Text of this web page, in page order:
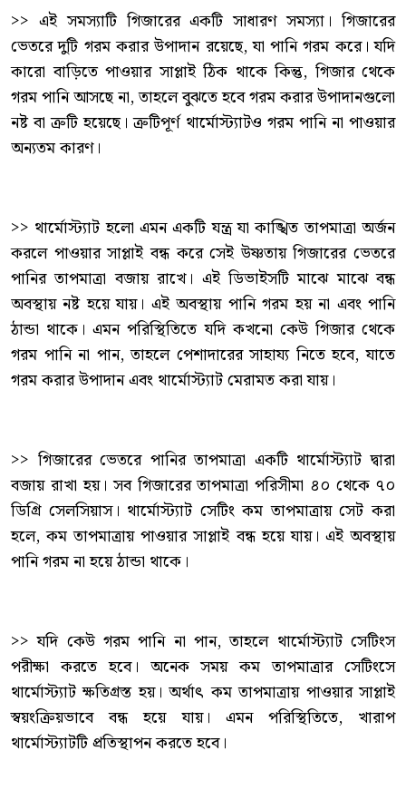
>> এই সমস্যাটি গিজারের একটি সাধারণ সমস্যা। গিজারের
ভেতরে দুটি গরম করার উপাদান রয়েছে, যা পানি গরম করে। যদি
কারো বাড়িতে পাওয়ার সাপ্লাই ঠিক থাকে কিন্তু, গিজার থেকে
গরম পানি আসছে না, তাহলে বুঝতে হবে গরম করার উপাদানগুলো
নষ্ট বা ত্রুটি হয়েছে। ত্রুটিপূর্ণ থার্মোস্ট্যাটও গরম পানি না পাওয়ার
অন্যতম কারণ।
>> থার্মোস্ট্যাট হলো এমন একটি যন্ত্র যা কাঙ্খিত তাপমাত্রা অর্জন
করলে পাওয়ার সাপ্লাই বন্ধ করে সেই উষ্ণতায় গিজারের ভেতরে
পানির তাপমাত্রা বজায় রাখে। এই ডিভাইসটি মাঝে মাঝে বন্ধ
অবস্থায় নষ্ট হয়ে যায়। এই অবস্থায় পানি গরম হয় না এবং পানি
ঠান্ডা থাকে। এমন পরিস্থিতিতে যদি কখনো কেউ গিজার থেকে
গরম পানি না পান, তাহলে পেশাদারের সাহায্য নিতে হবে, যাতে
গরম করার উপাদান এবং থার্মোস্ট্যাট মেরামত করা যায়।
>> গিজারের ভেতরে পানির তাপমাত্রা একটি থার্মোস্ট্যাট দ্বারা
বজায় রাখা হয়। সব গিজারের তাপমাত্রা পরিসীমা ৪০ থেকে ৭০
ডিগ্রি সেলসিয়াস। থার্মোস্ট্যাট সেটিং কম তাপমাত্রায় সেট করা
হলে, কম তাপমাত্রায় পাওয়ার সাপ্লাই বন্ধ হয়ে যায়। এই অবস্থায়
পানি গরম না হয়ে ঠান্ডা থাকে।
>> যদি কেউ গরম পানি না পান, তাহলে থার্মোস্ট্যাট সেটিংস
পরীক্ষা করতে হবে। অনেক সময় কম তাপমাত্রার সেটিংসে
থার্মোস্ট্যাট ক্ষতিগ্রস্ত হয়। অর্থাৎ কম তাপমাত্রায় পাওয়ার সাপ্লাই
স্বয়ংক্রিয়ভাবে বন্ধ হয়ে যায়। এমন পরিস্থিতিতে, খারাপ
থার্মোস্ট্যাটটি প্রতিস্থাপন করতে হবে।